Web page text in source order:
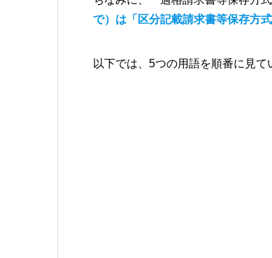
で）は「区分記載請求書等保存方式
以下では、5つの用語を順番に見て